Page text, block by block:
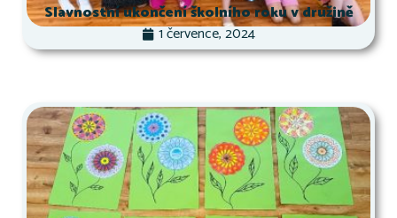
Slavnostní ukončení školního roku v družině
1 července, 2024